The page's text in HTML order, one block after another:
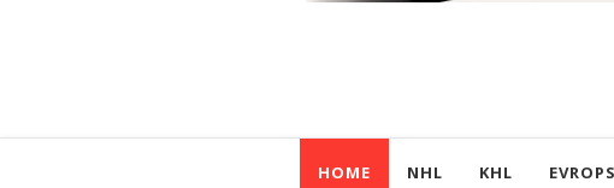
HOME NHL KHL